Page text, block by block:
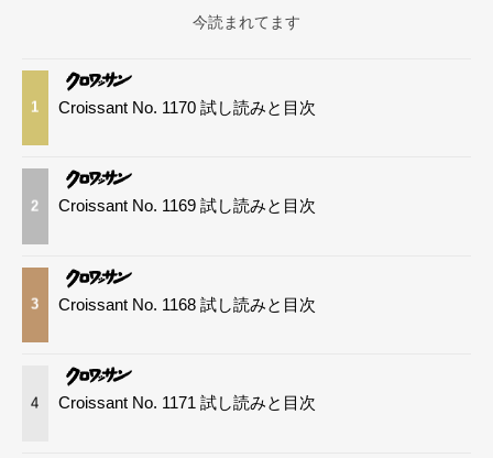
今読まれてます
1 Croissant No. 1170 試し読みと目次
2 Croissant No. 1169 試し読みと目次
3 Croissant No. 1168 試し読みと目次
4 Croissant No. 1171 試し読みと目次